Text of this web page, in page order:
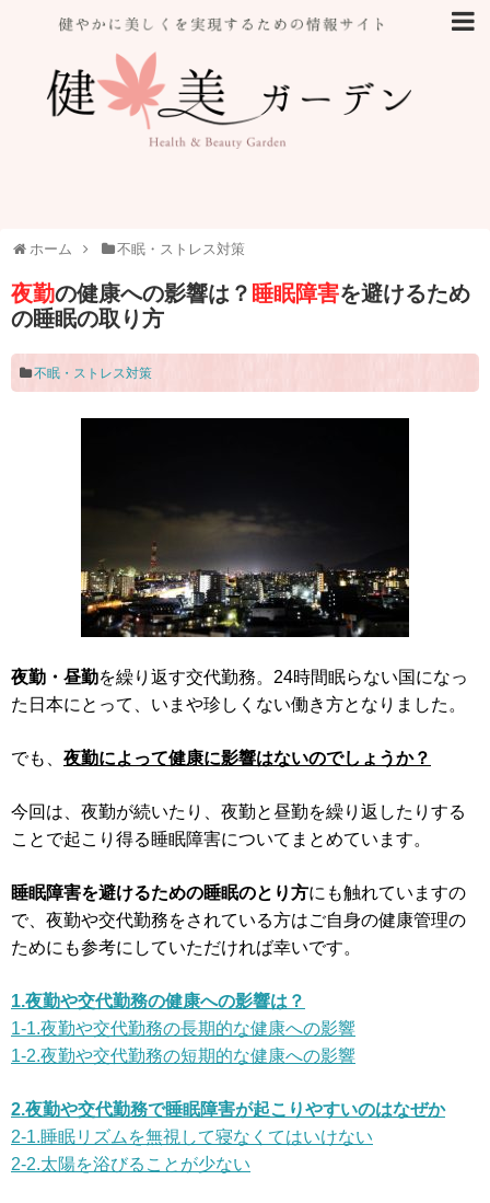
ホーム 不眠・ストレス対策
夜勤の健康への影響は？ 睡眠障害を避けるため
の睡眠の取り方
不眠・ストレス対策
夜勤・昼勤を繰り返す交代勤務。24時間眠らない国になっ
た日本にとって、いまや珍しくない働き方となりました。
でも、 夜勤によって健康に影響はないのでしょうか？
今回は、夜勤が続いたり、夜勤と昼勤を繰り返したりする
ことで起こり得る睡眠障害についてまとめています。
睡眠障害を避けるための睡眠のとり方にも触れていますの
で、夜勤や交代勤務をされている方はご自身の健康管理の
ためにも参考にしていただければ幸いです。
1.夜勤や交代勤務の健康への影響は？
1-1.夜勤や交代勤務の長期的な健康への影響
1-2.夜勤や交代勤務の短期的な健康への影響
2.夜勤や交代勤務で睡眠障害が起こりやすいのはなぜか
2-1.睡眠リズムを無視して寝なくてはいけない
2-2.太陽を浴びることが少ない